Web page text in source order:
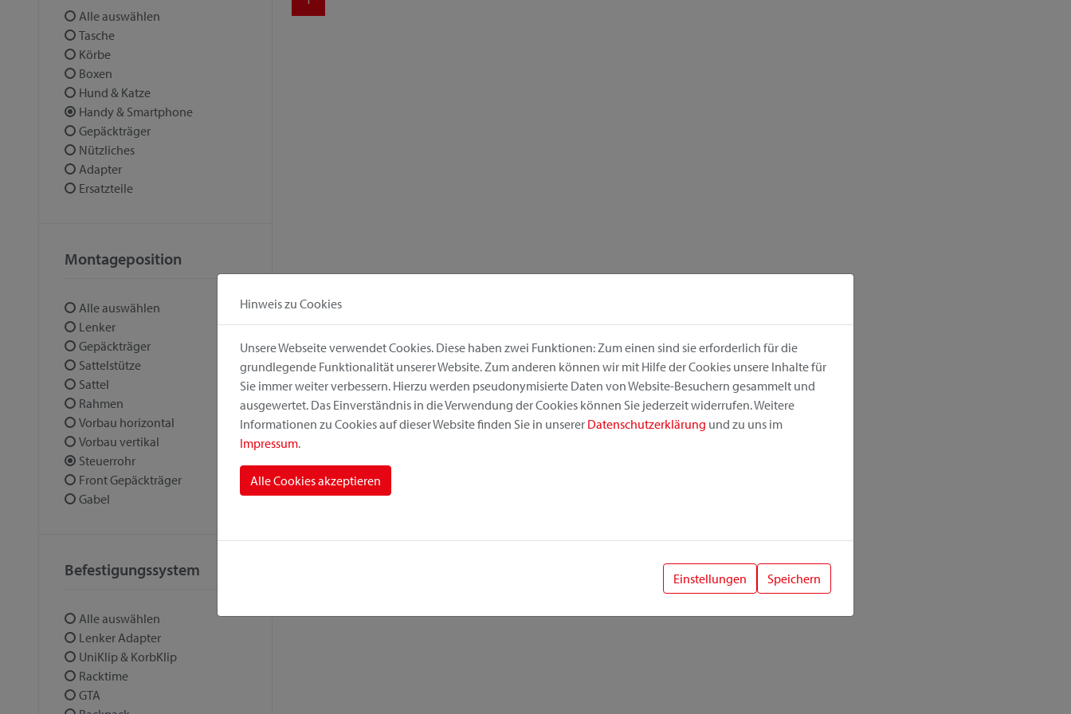
Alle auswählen
Tasche
Körbe
Boxen
Hund & Katze
Handy & Smartphone
Gepäckträger
Nützliches
Adapter
Ersatzteile
Montageposition
Alle auswählen
Lenker
Gepäckträger
Sattelstütze
Sattel
Rahmen
Vorbau horizontal
Vorbau vertikal
Steuerrohr
Front Gepäckträger
Gabel
Befestigungssystem
Alle auswählen
Lenker Adapter
UniKlip & KorbKlip
Racktime
GTA
Hinweis zu Cookies
Unsere Webseite verwendet Cookies. Diese haben zwei Funktionen: Zum einen sind sie erforderlich für die
grundlegende Funktionalität unserer Website. Zum anderen können wir mit Hilfe der Cookies unsere Inhalte für
Sie immer weiter verbessern. Hierzu werden pseudonymisierte Daten von Website-Besuchern gesammelt und
ausgewertet. Das Einverständnis in die Verwendung der Cookies können Sie jederzeit widerrufen. Weitere
Informationen zu Cookies auf dieser Website finden Sie in unserer Datenschutzerklärung und zu uns im
Impressum.
Alle Cookies akzeptieren
Einstellungen Speichern